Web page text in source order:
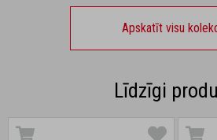
Apskatīt visu
Līdzīgi